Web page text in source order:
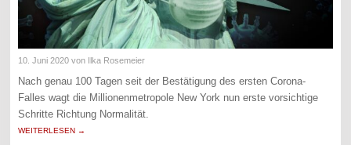
10. Juni 2020 von Ilka Rosemeier
Nach genau 100 Tagen seit der Bestätigung des ersten Corona-
Falles wagt die Millionenmetropole New York nun erste vorsichtige
Schritte Richtung Normalität.
WEITERLESEN →